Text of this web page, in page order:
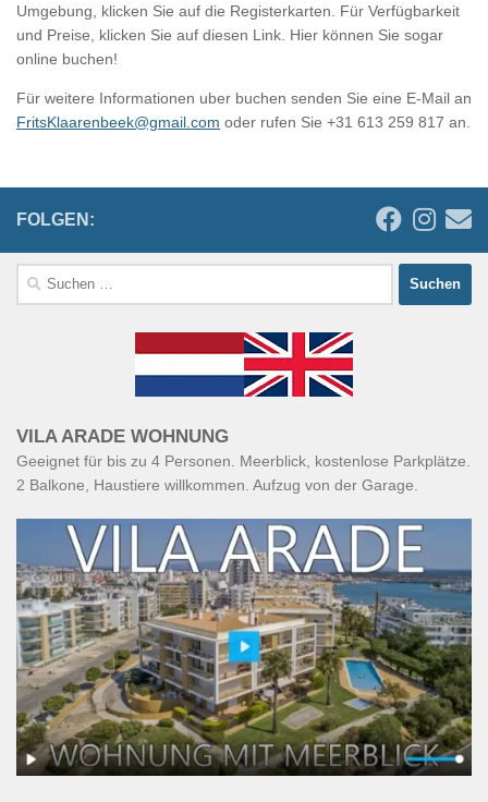
Umgebung, klicken Sie auf die Registerkarten. Für Verfügbarkeit
und Preise, klicken Sie auf diesen Link. Hier können Sie sogar
online buchen!
Für weitere Informationen uber buchen senden Sie eine E-Mail an
FritsKlaarenbeek@gmail.com oder rufen Sie +31 613 259 817 an.
FOLGEN:
Suchen
VILA ARADE WOHNUNG
Geeignet für bis zu 4 Personen. Meerblick, kostenlose Parkplätze.
2 Balkone, Haustiere willkommen. Aufzug von der Garage.